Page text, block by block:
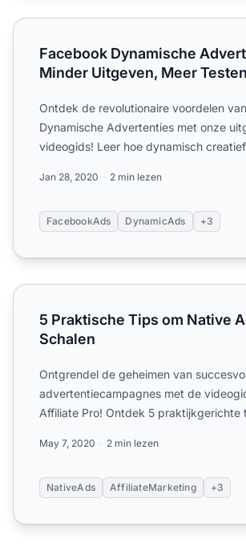
Facebook Dynamische Advertenties:
Facebook Dynamische
Minder Uitgeven, Meer Testen
Ontdek de revolutionaire voordelen
Dynamische Advertenties met onze
videogids! Leer hoe dynamisch
Jan 28, 2020 2 min lezen
FacebookAds DynamicAds +3
5 Praktische Tips om Native Ads op te
5 Praktische Tips om Native
Schalen
Ontgrendel de geheimen van
advertentiecampagnes met de
Affiliate Pro! Ontdek 5 praktijkgerichte
May 7, 2020 2 min lezen
NativeAds AffiliateMarketing +3